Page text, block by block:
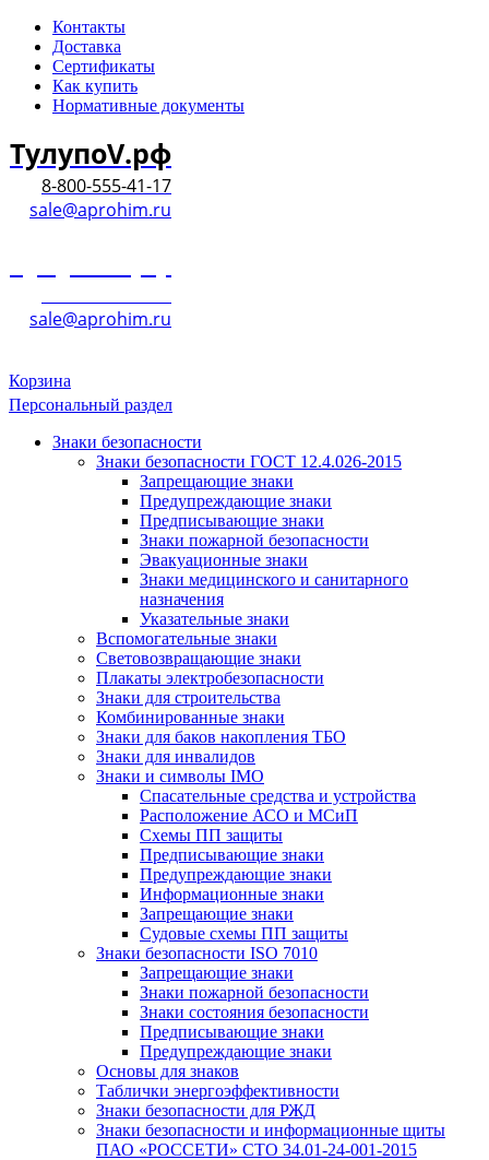
Контакты
Доставка
Сертификаты
Как купить
Нормативные документы
ТулупоV.рф
8-800-555-41-17
sale@aprohim.ru
sale@aprohim.ru
Корзина
Персональный раздел
Знаки безопасности
Знаки безопасности ГОСТ 12.4.026-2015
Запрещающие знаки
Предупреждающие знаки
Предписывающие знаки
Знаки пожарной безопасности
Эвакуационные знаки
Знаки медицинского и санитарного
назначения
Указательные знаки
Вспомогательные знаки
Световозвращающие знаки
Плакаты электробезопасности
Знаки для строительства
Комбинированные знаки
Знаки для баков накопления ТБО
Знаки для инвалидов
Знаки и символы IMO
Спасательные средства и устройства
Расположение АСО и МСиП
Схемы ПП защиты
Предписывающие знаки
Предупреждающие знаки
Информационные знаки
Запрещающие знаки
Судовые схемы ПП защиты
Знаки безопасности ISO 7010
Запрещающие знаки
Знаки пожарной безопасности
Знаки состояния безопасности
Предписывающие знаки
Предупреждающие знаки
Основы для знаков
Таблички энергоэффективности
Знаки безопасности для РЖД
Знаки безопасности и информационные щиты
ПАО «РОССЕТИ» СТО 34.01-24-001-2015